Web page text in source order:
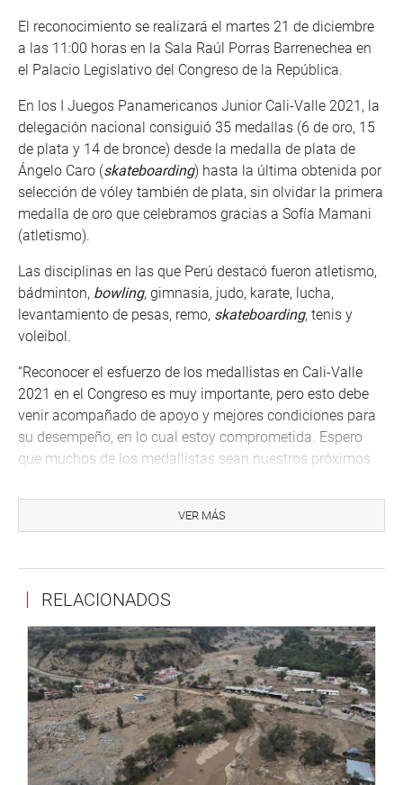
El reconocimiento se realizará el martes 21 de diciembre
a las 11:00 horas en la Sala Raúl Porras Barrenechea en
el Palacio Legislativo del Congreso de la República.
En los I Juegos Panamericanos Junior Cali-Valle 2021, la
delegación nacional consiguió 35 medallas (6 de oro, 15
de plata y 14 de bronce) desde la medalla de plata de
Ángelo Caro (skateboarding) hasta la última obtenida por
selección de vóley también de plata, sin olvidar la primera
medalla de oro que celebramos gracias a Sofía Mamani
(atletismo).
Las disciplinas en las que Perú destacó fueron atletismo,
bádminton, bowling, gimnasia, judo, karate, lucha,
levantamiento de pesas, remo, skateboarding, tenis y
voleibol.
“Reconocer el esfuerzo de los medallistas en Cali-Valle
2021 en el Congreso es muy importante, pero esto debe
venir acompañado de apoyo y mejores condiciones para
su desempeño, en lo cual estoy comprometida. Espero
que muchos de los medallistas sean nuestros próximos
Santiago 2023 y en los Juegos Olímpicos París 2024,
siendo la consolidación de todo su trabajo y sacrificio”,
VER MÁS
RELACIONADOS